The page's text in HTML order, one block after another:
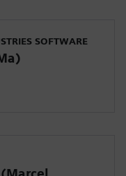
SOFTWARE